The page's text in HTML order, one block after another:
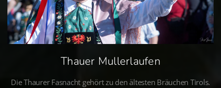
Thauer Mullerlaufen
Die Thaurer Fasnacht gehört zu den ältesten Bräuchen Tirols.